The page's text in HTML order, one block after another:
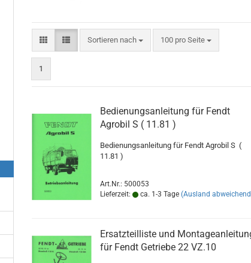
Sortieren nach
Sortieren nach 100 pro Seite
pro Seite
1
Bedienungsanleitung für Fendt
Agrobil S ( 11.81 )
Bedienungsanleitung für Fendt Agrobil S (
11.81 )
Art.Nr.: 500053
Lieferzeit:
ca. 1-3 Tage (Ausland
Ersatzteilliste und
für Fendt Getriebe 22 VZ.10